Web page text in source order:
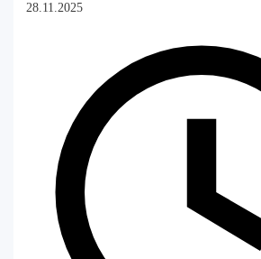
28.11.2025